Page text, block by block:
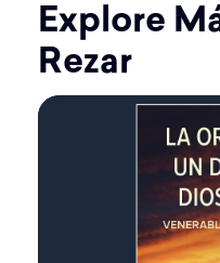
Explore
Rezar